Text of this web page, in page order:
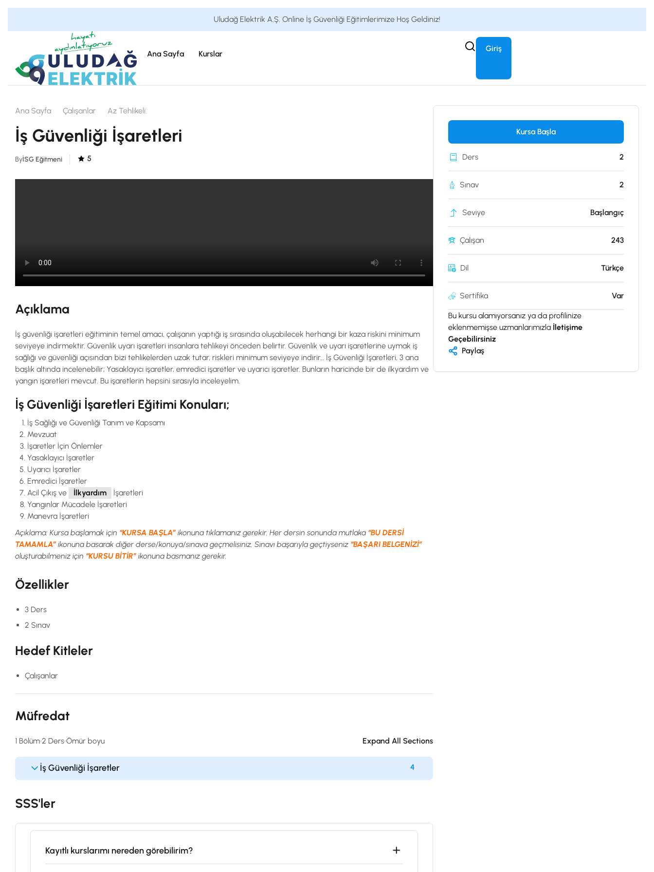
Uludağ Elektrik A.Ş. Online İş Güvenliği Eğitimlerimize Hoş Geldiniz!
Ana Sayfa Kurslar
Giriş
Ana Sayfa Çalışanlar Az Tehlikeli
İş Güvenliği İşaretleri
ByİSG Eğitmeni 5
Açıklama
İş güvenliği işaretleri eğitiminin temel amacı, çalışanın yaptığı iş sırasında oluşabilecek herhangi bir kaza riskini minimum
seviyeye indirmektir. Güvenlik uyarı işaretleri insanlara tehlikeyi önceden belirtir. Güvenlik ve uyarı işaretlerine uymak iş
sağlığı ve güvenliği açısından bizi tehlikelerden uzak tutar, riskleri minimum seviyeye indirir… İş Güvenliği İşaretleri, 3 ana
başlık altında incelenebilir; Yasaklayıcı işaretler, emredici işaretler ve uyarıcı işaretler. Bunların haricinde bir de ilkyardım ve
yangın işaretleri mevcut. Bu işaretlerin hepsini sırasıyla inceleyelim.
İş Güvenliği İşaretleri Eğitimi Konuları;
İş Sağlığı ve Güvenliği Tanım ve Kapsamı
Mevzuat
İşaretler İçin Önlemler
Yasaklayıcı İşaretler
Uyarıcı İşaretler
Emredici İşaretler
Acil Çıkış ve
İlkyardım
İşaretleri
Yangınlar Mücadele İşaretleri
Manevra İşaretleri
Açıklama: Kursa başlamak için “KURSA BAŞLA” ikonuna tıklamanız gerekir. Her dersin sonunda mutlaka “BU DERSİ
TAMAMLA” ikonuna basarak diğer derse/konuya/sınava geçmelisiniz. Sınavı başarıyla geçtiyseniz “BAŞARI BELGENİZİ”
oluşturabilmeniz için “KURSU BİTİR” ikonuna basmanız gerekir.
Özellikler
3 Ders
2 Sınav
Hedef Kitleler
Çalışanlar
Müfredat
1 Bölüm 2 Ders Ömür boyu Expand All Sections
İş Güvenliği İşaretler 4
SSS'ler
Kayıtlı kurslarımı nereden görebilirim?
Kursa Başla
2
Ders
2
Sınav
Seviye Başlangıç
243
Çalışan
Dil Türkçe
Sertifika Var
Bu kursu alamıyorsanız ya da profilinize
eklenmemişse uzmanlarımızla İletişime
Geçebilirsiniz
Paylaş